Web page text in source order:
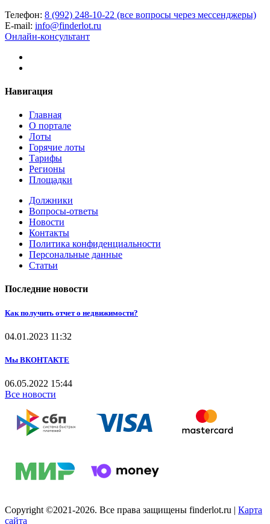
Телефон: 8 (992) 248-10-22 (все вопросы через мессенджеры)
E-mail: info@finderlot.ru
Онлайн-консультант
Навигация
Главная
О портале
Лоты
Горячие лоты
Тарифы
Регионы
Площадки
Должники
Вопросы-ответы
Новости
Контакты
Политика конфиденциальности
Персональные данные
Статьи
Последние новости
Как получить отчет о недвижимости?
04.01.2023 11:32
Мы ВКОНТАКТЕ
06.05.2022 15:44
Все новости
Copyright ©2021-2026. Все права защищены finderlot.ru | Карта
сайта